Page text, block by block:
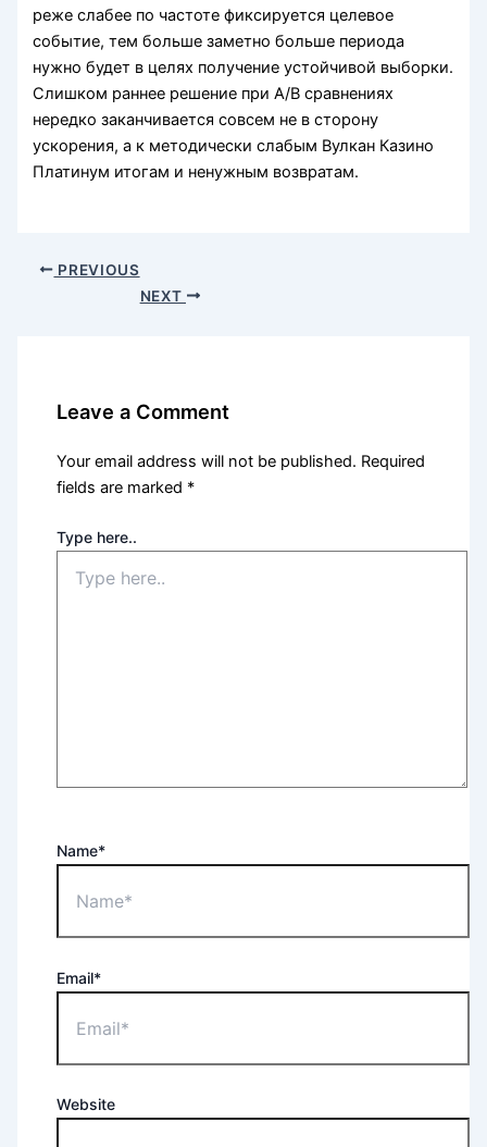
реже слабее по частоте фиксируется целевое
событие, тем больше заметно больше периода
нужно будет в целях получение устойчивой выборки.
Слишком раннее решение при A/B сравнениях
нередко заканчивается совсем не в сторону
ускорения, а к методически слабым Вулкан Казино
Платинум итогам и ненужным возвратам.
PREVIOUS
NEXT
Leave a Comment
Your email address will not be published. Required
fields are marked *
Type here..
Name*
Email*
Website